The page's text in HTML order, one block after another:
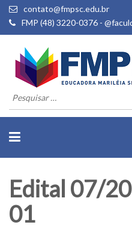
contato@fmpsc.edu.br
FMP (48) 3220-0376 -
Pesquisar
por:
Edital 07/
01